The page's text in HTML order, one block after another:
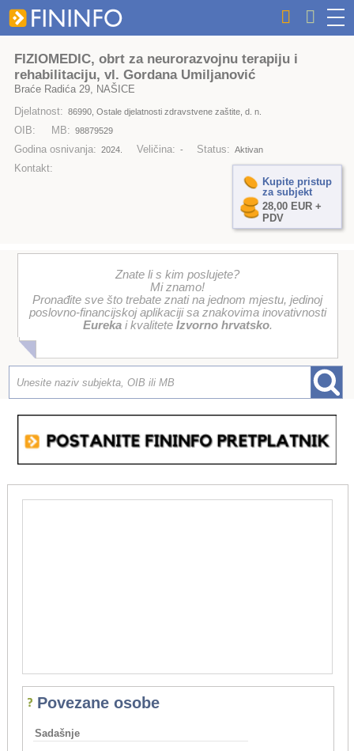
FIZIOMEDIC, obrt za neurorazvojnu terapiju i
rehabilitaciju, vl. Gordana Umiljanović
Braće Radića 29, NAŠICE
Djelatnost: 86990, Ostale djelatnosti zdravstvene zaštite, d. n.
OIB: MB: 98879529
Godina osnivanja: 2024. Veličina: - Status: Aktivan
Kontakt:
Kupite pristup
za subjekt
28,00 EUR +
PDV
Znate li s kim poslujete?
Mi znamo!
Pronađite sve što trebate znati na jednom mjestu, jedinoj
poslovno-financijskoj aplikaciji sa znakovima inovativnosti
Eurekai kvalitete Izvorno hrvatsko.
Povezane osobe
Sadašnje